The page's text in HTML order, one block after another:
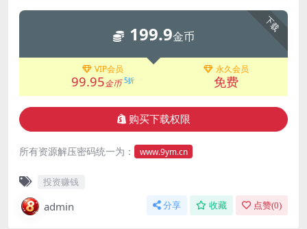
下载
199.9金币
VIP会员
99.95金币 5折
永久会员
免费
购买下载权限
所有资源解压密码统一为： www.9ym.cn
投资赚钱
admin 分享 收藏 点赞(0)